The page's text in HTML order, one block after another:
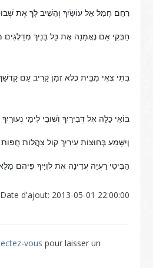
רִחַם חָמַל אֵל עוֹשַׂיִךְ וְהֵשִׁיב לָךְ אֶת
חַבְּקִי אֵם נֶאֱמָנָה אֶת כָּל בָּנַיִךְ מְדַלְגִים
בִּתִּי צְאִי מִבֵּית כֶּלֶא זְמָן קָרִיב עַם
בּוֹאִי כַלָּה אֶל דְּבִירַיִךְ וְשׁוּבִי לִימֵי נְעוּרַיִךְ
וְיִשָּׁמַע בְּחוּצוֹת עִירַיִךְ קוֹל צַהֲלוֹת חֻפּוֹת
הַבִּיטִי רַעְיָה עֲדִינָה אֶת לְוִיַּיִךְ פִּיהֶם
Date d'ajout: 2013-05-01 22:00:00
vous pour laisser un